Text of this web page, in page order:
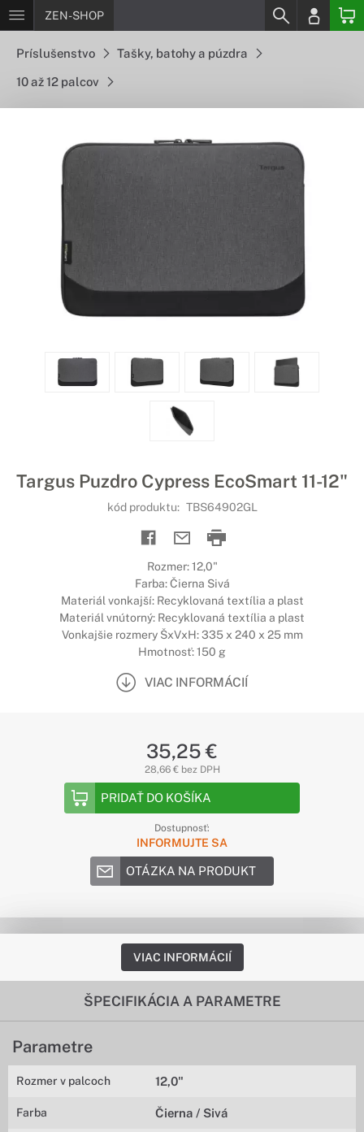
ZEN-SHOP
Príslušenstvo Tašky, batohy a púzdra
10 až 12 palcov
Targus Puzdro Cypress EcoSmart 11-12"
kód produktu: TBS64902GL
Rozmer: 12,0"
Farba: Čierna Sivá
Materiál vonkajší: Recyklovaná textília a plast
Materiál vnútorný: Recyklovaná textília a plast
Vonkajšie rozmery ŠxVxH: 335 x 240 x 25 mm
Hmotnosť: 150 g
VIAC INFORMÁCIÍ
35,25 €
28,66 € bez DPH
PRIDAŤ DO KOŠÍKA
Dostupnosť:
INFORMUJTE SA
OTÁZKA NA PRODUKT
VIAC INFORMÁCIÍ
ŠPECIFIKÁCIA A PARAMETRE
Parametre
Rozmer v palcoch 12,0"
Farba Čierna / Sivá